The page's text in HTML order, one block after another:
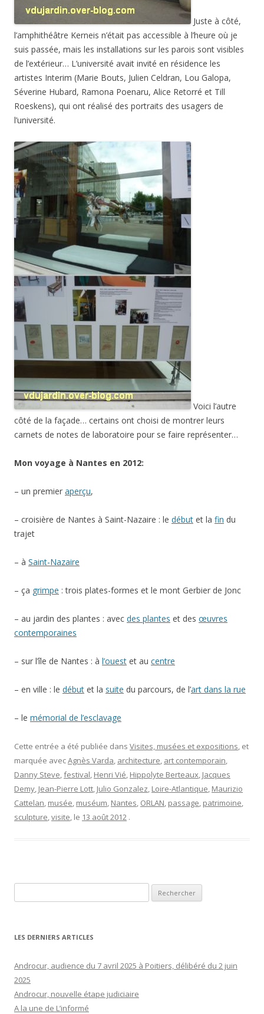
Juste à côté,
l’amphithéâtre Kerneis n’était pas accessible à l’heure où je
suis passée, mais les installations sur les parois sont visibles
de l’extérieur… L’université avait invité en résidence les
artistes Interim (Marie Bouts, Julien Celdran, Lou Galopa,
Séverine Hubard, Ramona Poenaru, Alice Retorré et Till
Roeskens), qui ont réalisé des portraits des usagers de
l’université.
Voici l’autre
côté de la façade… certains ont choisi de montrer leurs
carnets de notes de laboratoire pour se faire représenter…
Mon voyage à Nantes en 2012:
– un premier aperçu,
– croisière de Nantes à Saint-Nazaire : le début et la fin du
trajet
– à Saint-Nazaire
– ça grimpe : trois plates-formes et le mont Gerbier de Jonc
– au jardin des plantes : avec des plantes et des œuvres
contemporaines
– sur l’île de Nantes : à l’ouest et au centre
– en ville : le début et la suite du parcours, de l’art dans la rue
– le mémorial de l’esclavage
Cette entrée a été publiée dans Visites, musées et expositions, et
marquée avecAgnès Varda, architecture, art contemporain,
Danny Steve,festival, Henri Vié, Hippolyte Berteaux, Jacques
Demy, Jean-Pierre Lott, Julio Gonzalez, Loire-Atlantique, Maurizio
Cattelan, musée, muséum, Nantes, ORLAN, passage, patrimoine,
sculpture,visite, le 13 août 2012 .
LES DERNIERS ARTICLES
Androcur, audience du 7 avril 2025 à Poitiers, délibéré du 2 juin
2025
Androcur, nouvelle étape judiciaire
A la une de L’informé